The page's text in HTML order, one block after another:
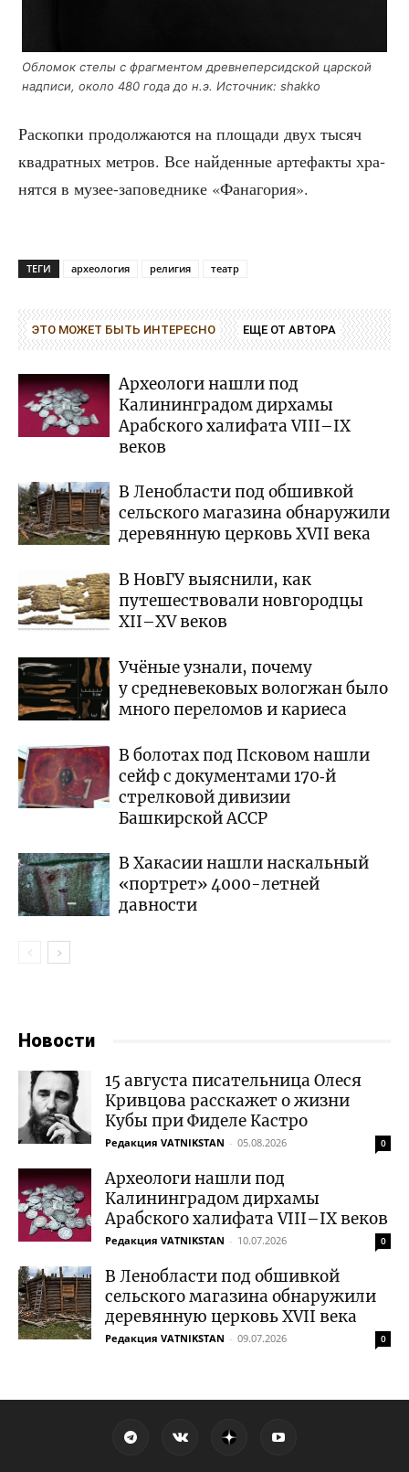
Обло­мок сте­лы с фраг­мен­том древ­не­пер­сид­ской цар­ской
над­пи­си, око­ло 480 года до н.э. Источ­ник: shakko
Рас­коп­ки про­дол­жа­ют­ся на пло­ща­ди двух тысяч
квад­рат­ных мет­ров. Все най­ден­ные арте­фак­ты хра­
нят­ся в музее-запо­вед­ни­ке «Фана­го­рия».
ТЕГИ археология религия театр
ЭТО МОЖЕТ БЫТЬ ИНТЕРЕСНО ЕЩЕ ОТ АВТОРА
Археологи нашли под
Калининградом дирхамы
Арабского халифата VIII–IX
веков
В Ленобласти под обшивкой
сельского магазина обнаружили
деревянную церковь XVII века
В НовГУ выяснили, как
путешествовали новгородцы
XII–XV веков
Учёные узнали, почему
у средневековых вологжан было
много переломов и кариеса
В болотах под Псковом нашли
сейф с документами 170‑й
стрелковой дивизии
Башкирской АССР
В Хакасии нашли наскальный
«портрет» 4000-летней
давности
Новости
15 августа писательница Олеся
Кривцова расскажет о жизни
Кубы при Фиделе Кастро
Редакция VATNIKSTAN - 05.08.2026 0
Археологи нашли под
Калининградом дирхамы
Арабского халифата VIII–IX веков
Редакция VATNIKSTAN - 10.07.2026 0
В Ленобласти под обшивкой
сельского магазина обнаружили
деревянную церковь XVII века
Редакция VATNIKSTAN - 09.07.2026 0